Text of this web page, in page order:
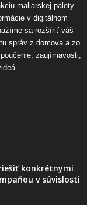
maliarskej palety -
v digitálnom
sa rozšíriť váš
správ z domova a zo
zaujímavosti,
konkrétnymi
v súvislosti